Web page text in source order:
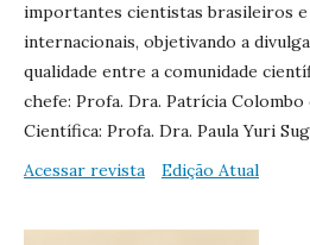
importantes cientistas brasileiros
internacionais, objetivando a
qualidade entre a comunidade
chefe: Profa. Dra. Patrícia Colombo
Científica: Profa. Dra. Paula Yuri
Acessar revista
Edição Atual